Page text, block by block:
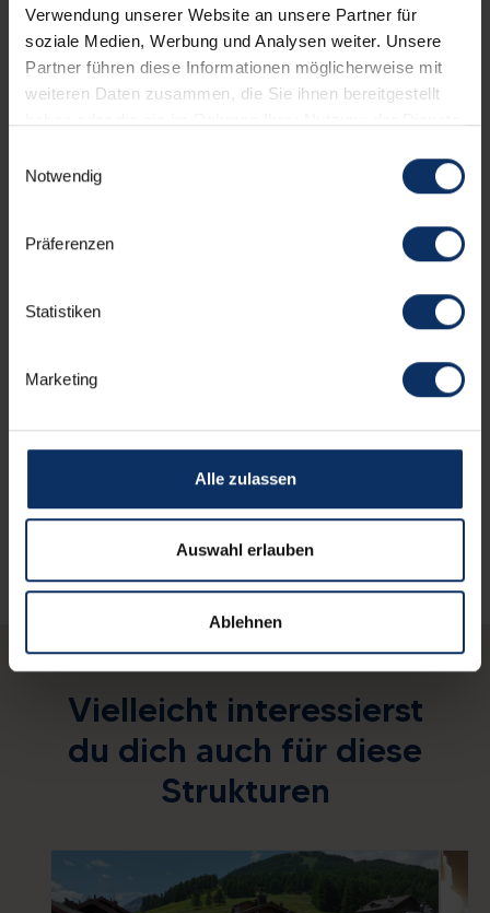
Verwendung unserer Website an unsere Partner für
soziale Medien, Werbung und Analysen weiter. Unsere
Partner führen diese Informationen möglicherweise mit
weiteren Daten zusammen, die Sie ihnen bereitgestellt
Notwendig
Präferenzen
Statistiken
Marketing
Alle zulassen
Auswahl erlauben
Ablehnen
WOHNUNGSAUSSTATTUNG NICHT
Dienstleistungen
Ausstattung der Zimmer
Vielleicht interessierst
du dich auch für diese
Strukturen